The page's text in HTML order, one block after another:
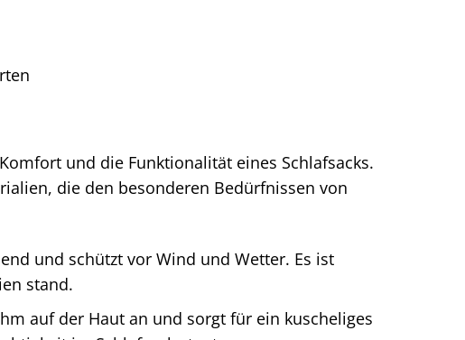
und die Funktionalität eines Schlafsacks.
die den besonderen Bedürfnissen von
und schützt vor Wind und Wetter. Es ist
stand.
auf der Haut an und sorgt für ein kuscheliges